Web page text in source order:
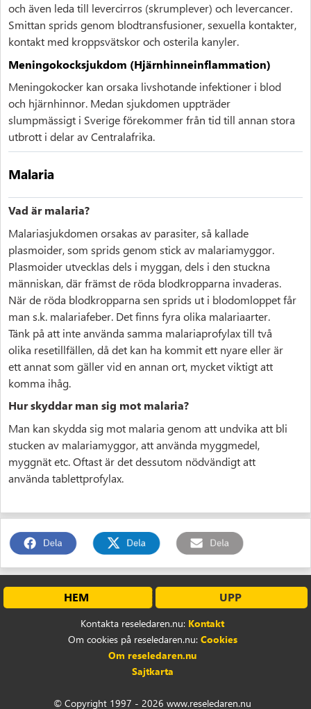
och även leda till levercirros (skrumplever) och levercancer.
Smittan sprids genom blodtransfusioner, sexuella kontakter,
kontakt med kroppsvätskor och osterila kanyler.
Meningokocksjukdom (Hjärnhinneinflammation)
Meningokocker kan orsaka livshotande infektioner i blod
och hjärnhinnor. Medan sjukdomen uppträder
slumpmässigt i Sverige förekommer från tid till annan stora
utbrott i delar av Centralafrika.
Malaria
Vad är malaria?
Malariasjukdomen orsakas av parasiter, så kallade
plasmoider, som sprids genom stick av malariamyggor.
Plasmoider utvecklas dels i myggan, dels i den stuckna
människan, där främst de röda blodkropparna invaderas.
När de röda blodkropparna sen sprids ut i blodomloppet får
man s.k. malariafeber. Det finns fyra olika malariaarter.
Tänk på att inte använda samma malariaprofylax till två
olika resetillfällen, då det kan ha kommit ett nyare eller är
ett annat som gäller vid en annan ort, mycket viktigt att
komma ihåg.
Hur skyddar man sig mot malaria?
Man kan skydda sig mot malaria genom att undvika att bli
stucken av malariamyggor, att använda myggmedel,
myggnät etc. Oftast är det dessutom nödvändigt att
använda tablettprofylax.
HEM UPP
Kontakta reseledaren.nu: Kontakt
Om cookies på reseledaren.nu: Cookies
Om reseledaren.nu
Sajtkarta
© Copyright 1997 - 2026 www.reseledaren.nu